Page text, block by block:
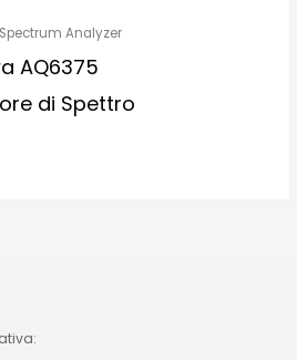
Analyzer
AQ6375
di Spettro